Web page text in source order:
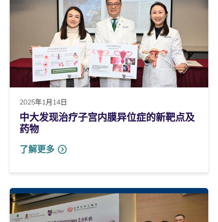
2025年1月14日
中大发现治疗子宫内膜异位症的新靶点及
药物
了解更多